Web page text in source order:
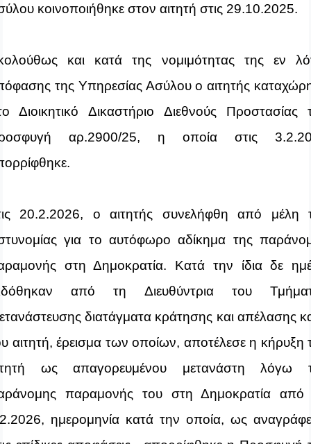
κοινοποιήθηκε στον αιτητή στις 29.10.2025.
και κατά της νομιμότητας της εν
της Υπηρεσίας Ασύλουο αιτητής
Διοικητικό Δικαστήριο Διεθνούς Προστασίας
αρ.2900/25, η οποία στις
20.2.2026, ο αιτητής συνελήφθη από μέλη
για το αυτόφωρο αδίκημα της
στη Δημοκρατία. Κατά την ίδια δε
από τη Διευθύντρια
του
διατάγματα κράτησης και απέλασης
αιτητή, έρεισμα των οποίων, αποτέλεσε η κήρυξη
ως απαγορευμένου μετανάστη λόγω
παραμονής του στη Δημοκρατία από
ημερομηνία κατά την οποία, ως